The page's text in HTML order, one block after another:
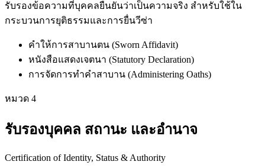
รับรองข้อความที่บุคคลยืนยันว่าเป็นความจริง สำหรับใช้ใน
กระบวนการยุติธรรมและการยื่นวีซ่า
คำให้การสาบานตน (Sworn Affidavit)
หนังสือแสดงเจตนา (Statutory Declaration)
การจัดการทำคำสาบาน (Administering Oaths)
หมวด 4
รับรองบุคคล สถานะ และอำนาจ
Certification of Identity, Status & Authority